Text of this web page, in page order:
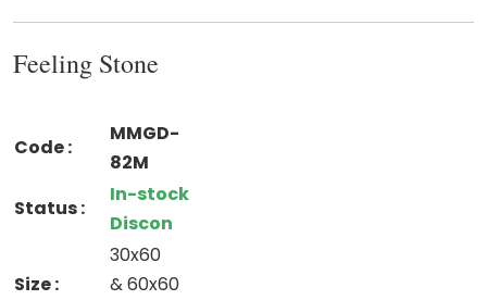
Feeling Stone
Code :
MMGD-
82M
Status :
In-stock
Discon
Size :
30x60
& 60x60